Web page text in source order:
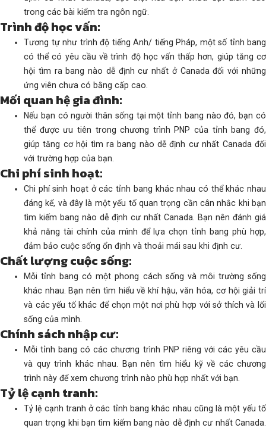
trong các bài kiểm tra ngôn ngữ.
Trình độ học vấn:
Tương tự như trình độ tiếng Anh/ tiếng Pháp, một số tỉnh bang
có thể có yêu cầu về trình độ học vấn thấp hơn, giúp tăng cơ
hội tìm ra bang nào dễ định cư nhất ở Canada đối với những
ứng viên chưa có bằng cấp cao.
Mối quan hệ gia đình:
Nếu bạn có người thân sống tại một tỉnh bang nào đó, bạn có
thể được ưu tiên trong chương trình PNP của tỉnh bang đó,
giúp tăng cơ hội tìm ra bang nào dễ định cư nhất Canada đối
với trường hợp của bạn.
Chi phí sinh hoạt:
Chi phí sinh hoạt ở các tỉnh bang khác nhau có thể khác nhau
đáng kể, và đây là một yếu tố quan trọng cần cân nhắc khi bạn
tìm kiếm bang nào dễ định cư nhất Canada. Bạn nên đánh giá
khả năng tài chính của mình để lựa chọn tỉnh bang phù hợp,
đảm bảo cuộc sống ổn định và thoải mái sau khi định cư.
Chất lượng cuộc sống:
Mỗi tỉnh bang có một phong cách sống và môi trường sống
khác nhau. Bạn nên tìm hiểu về khí hậu, văn hóa, cơ hội giải trí
và các yếu tố khác để chọn một nơi phù hợp với sở thích và lối
sống của mình.
Chính sách nhập cư:
Mỗi tỉnh bang có các chương trình PNP riêng với các yêu cầu
và quy trình khác nhau. Bạn nên tìm hiểu kỹ về các chương
trình này để xem chương trình nào phù hợp nhất với bạn.
Tỷ lệ cạnh tranh:
Tỷ lệ cạnh tranh ở các tỉnh bang khác nhau cũng là một yếu tố
quan trọng khi bạn tìm kiếm bang nào dễ định cư nhất Canada.